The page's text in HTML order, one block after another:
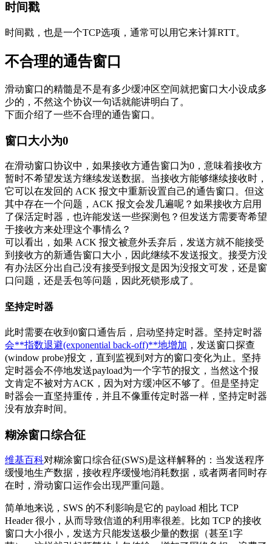
时间戳
时间戳，也是一个TCP选项，通常可以用它来计算RTT。
不合理的通告窗口
滑动窗口的精髓是不是有多少缓冲区空间就把窗口大小设成多
少的，不然这个协议一句话就能讲明白了。
下面介绍了一些不合理的通告窗口。
窗口大小为0
在滑动窗口协议中，如果接收方通告窗口为0，意味着接收方
暂时不希望发送方继续发送数据。当接收方能够继续接收时，
它可以在发回的 ACK 报文中重新设置自己的通告窗口。但这
其中存在一个问题，ACK 报文会发几遍呢？如果接收方启用
了保活定时器，也许能发送一些探测包？但发送方需要寄希望
于接收方来处理这个事情么？
可以看出，如果 ACK 报文被意外丢弃后，发送方就不能接受
到接收方的新通告窗口大小，因此继续不发送报文。接受方没
有办法区分出自己没有接受到报文是因为没报文可发，还是窗
口问题，还是丢包等问题，因此死锁形成了。
坚持定时器
此时需要在收到0窗口通告后，启动坚持定时器。坚持定时器
会**指数退避(exponential back-off)**地增加 ，发送窗口探查
(window probe)报文，直到监视到对方的窗口变化为止。坚持
定时器会不停地发送payload为一个字节的报文，当然这个报
文肯定不被对方ACK，因为对方缓冲区不够了。但是坚持定
时器会一直坚持重传，并且不像重传定时器一样，坚持定时器
没有放弃时间。
糊涂窗口综合征
维基百科对糊涂窗口综合征(SWS)是这样解释的：当发送程序
缓慢地生产数据，接收程序缓慢地消耗数据，或者两者同时存
在时，滑动窗口运作会出现严重问题。
简单地来说，SWS 的不利影响是它的 payload 相比 TCP
Header 很小，从而导致信道的利用率很差。比如 TCP 的接收
窗口大小很小，发送方只能发送极少量的数据（甚至1字